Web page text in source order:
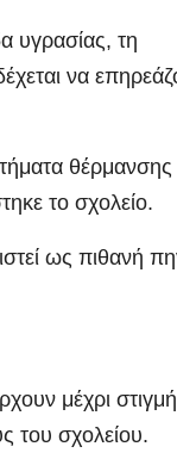
υγρασίας, τη
να
θέρμανσης
το σχολείο.
ως πιθανή
μέχρι
του σχολείου.